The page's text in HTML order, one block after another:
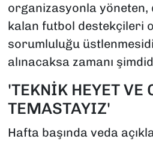
organizasyonla yöneten,
kalan futbol destekçileri
sorumluluğu
alınacaksa zamanı
'TEKNİK HEYET VE
TEMASTAYIZ'
Hafta başında veda